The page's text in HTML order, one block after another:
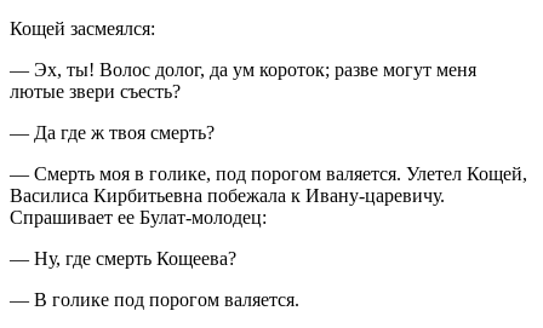
Кощей засмеялся:
— Эх, ты! Волос долог, да ум короток; разве могут меня
лютые звери съесть?
— Да где ж твоя смерть?
— Смерть моя в голике, под порогом валяется. Улетел Кощей,
Василиса Кирбитьевна побежала к Ивану-царевичу.
Спрашивает ее Булат-молодец:
— Ну, где смерть Кощеева?
— В голике под порогом валяется.